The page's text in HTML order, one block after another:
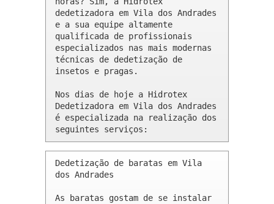
dedetizadora em Vila dos Andrades
e a sua equipe altamente
qualificada de profissionais
especializados nas mais modernas
técnicas de dedetização de
insetos e pragas.
Nos dias de hoje a Hidrotex
Dedetizadora em Vila dos Andrades
é especializada na realização dos
seguintes serviços:
Dedetização de baratas em Vila
dos Andrades
As baratas gostam de se instalar